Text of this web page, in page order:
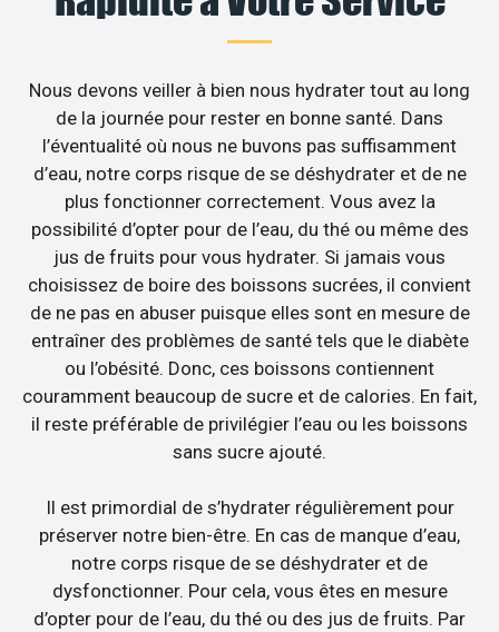
Nous devons veiller à bien nous hydrater tout au long
de la journée pour rester en bonne santé. Dans
l’éventualité où nous ne buvons pas suffisamment
d’eau, notre corps risque de se déshydrater et de ne
plus fonctionner correctement. Vous avez la
possibilité d’opter pour de l’eau, du thé ou même des
jus de fruits pour vous hydrater. Si jamais vous
choisissez de boire des boissons sucrées, il convient
de ne pas en abuser puisque elles sont en mesure de
entraîner des problèmes de santé tels que le diabète
ou l’obésité. Donc, ces boissons contiennent
couramment beaucoup de sucre et de calories. En fait,
il reste préférable de privilégier l’eau ou les boissons
sans sucre ajouté.
Il est primordial de s’hydrater régulièrement pour
préserver notre bien-être. En cas de manque d’eau,
notre corps risque de se déshydrater et de
dysfonctionner. Pour cela, vous êtes en mesure
d’opter pour de l’eau, du thé ou des jus de fruits. Par